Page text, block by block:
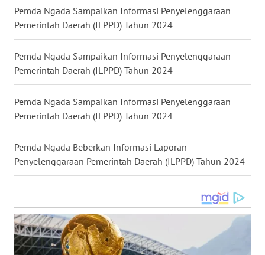
Pemda Ngada Sampaikan Informasi Penyelenggaraan
Pemerintah Daerah (ILPPD) Tahun 2024
Pemda Ngada Sampaikan Informasi Penyelenggaraan
Pemerintah Daerah (ILPPD) Tahun 2024
Pemda Ngada Sampaikan Informasi Penyelenggaraan
Pemerintah Daerah (ILPPD) Tahun 2024
Pemda Ngada Beberkan Informasi Laporan
Penyelenggaraan Pemerintah Daerah (ILPPD) Tahun 2024
WN
KALTENG
WN
KALTARA
WN
KALSEL
WN
KALTIM
WN
SULSEL
WN